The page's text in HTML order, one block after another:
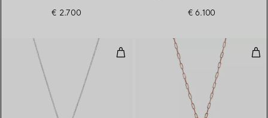
€ 2.700
€ 6.100
Pendentif double Plaque Cœur